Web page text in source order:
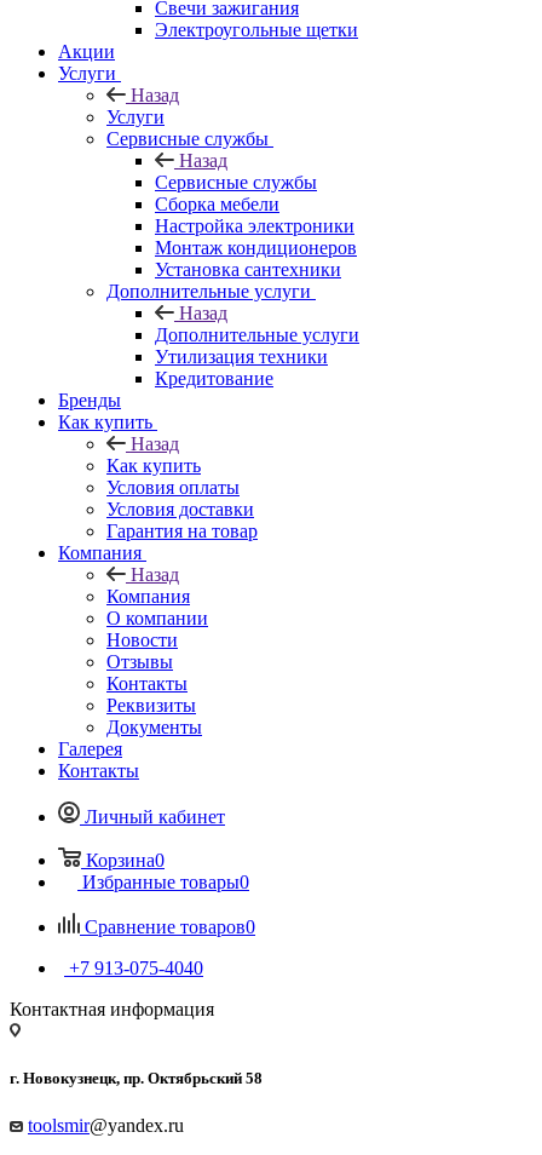
Свечи зажигания
Электроугольные щетки
Акции
Услуги
Назад
Услуги
Сервисные службы
Назад
Сервисные службы
Сборка мебели
Настройка электроники
Монтаж кондиционеров
Установка сантехники
Дополнительные услуги
Назад
Дополнительные услуги
Утилизация техники
Кредитование
Бренды
Как купить
Назад
Как купить
Условия оплаты
Условия доставки
Гарантия на товар
Компания
Назад
Компания
О компании
Новости
Отзывы
Контакты
Реквизиты
Документы
Галерея
Контакты
Личный кабинет
Корзина0
Избранные товары0
Сравнение товаров0
+7 913-075-4040
Контактная информация
г. Новокузнецк, пр. Октябрьский 58
toolsmir@yandex.ru